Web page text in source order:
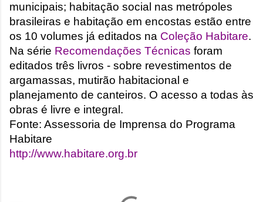
municipais; habitação social nas metrópoles
brasileiras e habitação em encostas estão entre
os 10 volumes já editados na Coleção Habitare.
Na série Recomendações Técnicas foram
editados três livros - sobre revestimentos de
argamassas, mutirão habitacional e
planejamento de canteiros. O acesso a todas às
obras é livre e integral.
Fonte: Assessoria de Imprensa do Programa
Habitare
http://www.habitare.org.br